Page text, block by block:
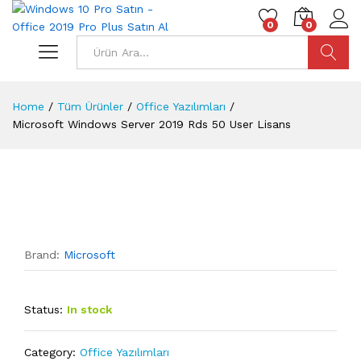
0 0
Home / Tüm Ürünler / Office Yazılımları /
Microsoft Windows Server 2019 Rds 50 User Lisans
Brand: Microsoft
Status: In stock
Category: Office Yazılımları